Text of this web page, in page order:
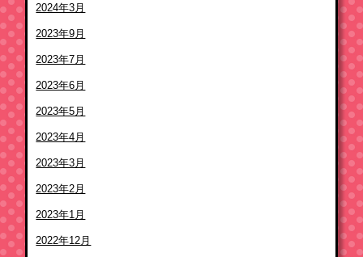
2024年3月
2023年9月
2023年7月
2023年6月
2023年5月
2023年4月
2023年3月
2023年2月
2023年1月
2022年12月